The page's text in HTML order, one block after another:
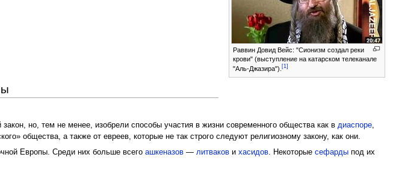
Раввин Довид Вейс: "Сионизм создал реки
крови" (выступление на катарском телеканале
"Аль-Джазира").[1]
закон, но, тем не менее, изобрели способы участия в жизни современного общества как вдиаспоре,
общества, а также от евреев, которые не так строго следуют религиозному закону, как они.
Европы. Среди них больше всегоашкеназов — литваков ихасидов . Некоторыесефарды под их